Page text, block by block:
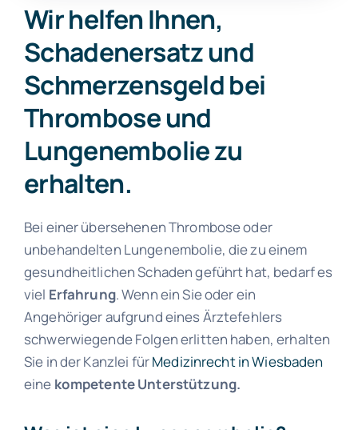
Wir helfen Ihnen,
Schadenersatz und
Schmerzensgeld bei
Thrombose und
Lungenembolie zu
erhalten.
Bei einer übersehenen Thrombose oder
unbehandelten Lungenembolie, die zu einem
gesundheitlichen Schaden geführt hat, bedarf es
viel Erfahrung. Wenn ein Sie oder ein
Angehöriger aufgrund eines Ärztefehlers
schwerwiegende Folgen erlitten haben, erhalten
Sie in derKanzlei fürMedizinrecht in Wiesbaden
eine kompetente Unterstützung.